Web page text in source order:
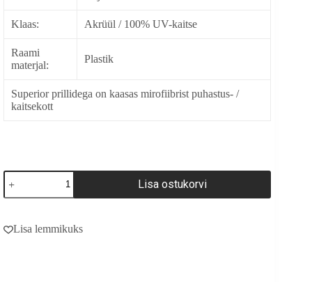
Klaas: Akrüül / 100% UV-kaitse
Raami
materjal:
Plastik
Superior prillidega on kaasas mirofiibrist puhastus- /
kaitsekott
25202
kogus
Lisa ostukorvi
t
Lisa lemmikuks